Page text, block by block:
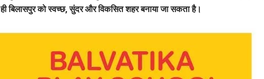
बिलासपुर को स्वच्छ, सुंदर और विकसित शहर बनाया जा सकता है।